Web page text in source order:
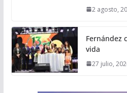
2 agosto,
Fernández
vida
27 julio,